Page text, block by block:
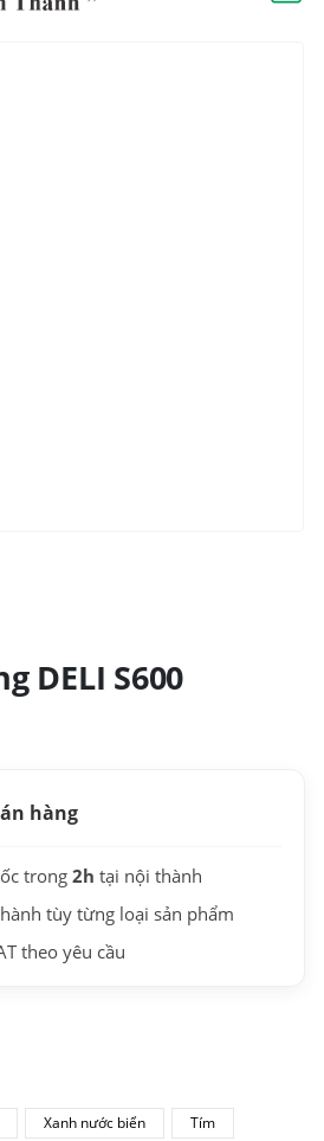
DELI S600
hàng
trong 2h tại nội thành
tùy từng loại sản phẩm
theo yêu cầu
Xanh nước biển
Tím